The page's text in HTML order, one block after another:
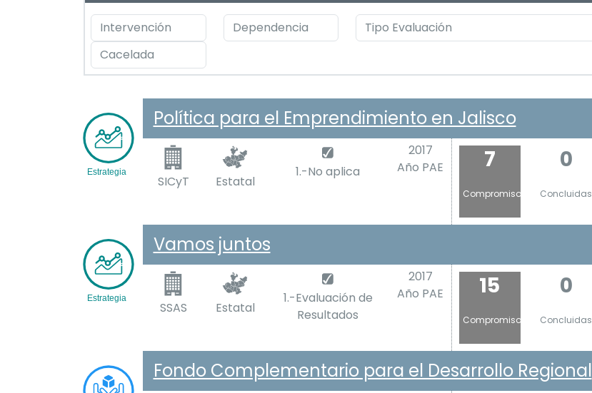
Política para el Emprendimiento en Jalisco
SICyT Estatal
1.-No aplica
2017
Año PAE
7
Compromiso
0
Concluidas
Vamos juntos
SSAS Estatal
1.-Evaluación de
Resultados
2017
Año PAE
15
Compromiso
0
Concluidas
Fondo Complementario para el Desarrollo Regional